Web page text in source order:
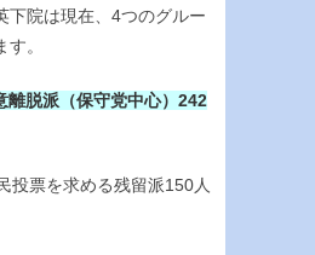
下院は現在、4つのグルー
。
離脱派（保守党中心）242
投票を求める残留派150人